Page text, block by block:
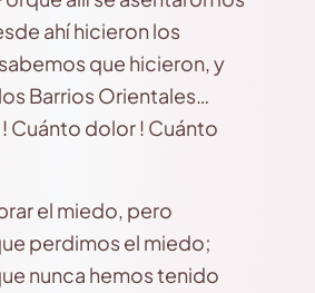
ahí hicieron los
que hicieron, y
Barrios Orientales…
Cuánto dolor ! Cuánto
el miedo, pero
perdimos el miedo;
nunca hemos tenido